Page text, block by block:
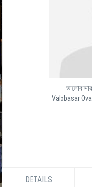
Valobasar
DETAILS